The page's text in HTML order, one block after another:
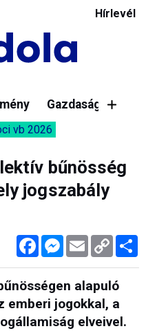
Hírlevél
Gazdaság
vb 2026
bűnösség
jogszabály
FacebookMessenger
Email Copy
Link
alapuló
emberi jogokkal, a
elveivel.